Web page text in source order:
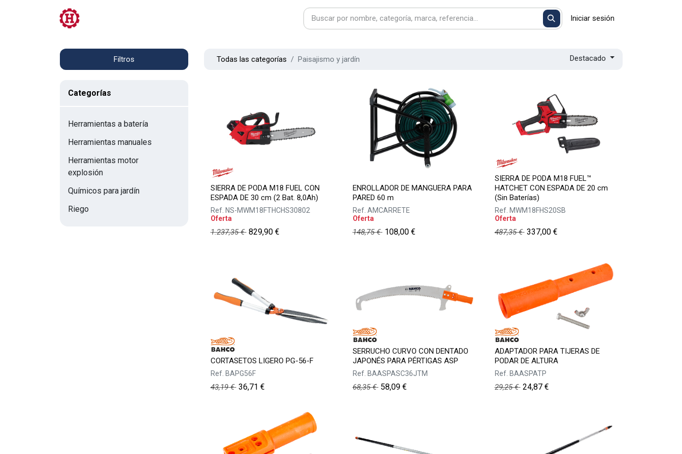
Iniciar sesión
Filtros
Categorías
Herramientas a batería
Herramientas manuales
Herramientas motor
explosión
Químicos para jardín
Riego
Todas las categorías Paisajismo y jardín Destacado
SIERRA DE PODA M18 FUEL CON
ESPADA DE 30 cm (2 Bat. 8,0Ah)
Ref. NS-MWM18FTHCHS30802
Oferta
1.237,35€ 829,90€
ENROLLADOR DE MANGUERA PARA
PARED 60 m
Ref. AMCARRETE
Oferta
148,75€ 108,00€
SIERRA DE PODA M18 FUEL™
HATCHET CON ESPADA DE 20 cm
(Sin Baterías)
Ref. MWM18FHS20SB
Oferta
487,35€ 337,00€
CORTASETOS LIGERO PG-56-F
Ref. BAPG56F
43,19€ 36,71 €
SERRUCHO CURVO CON DENTADO
JAPONÉS PARA PÉRTIGAS ASP
Ref. BAASPASC36JTM
68,35€ 58,09€
ADAPTADOR PARA TIJERAS DE
PODAR DE ALTURA
Ref. BAASPATP
29,25€ 24,87€